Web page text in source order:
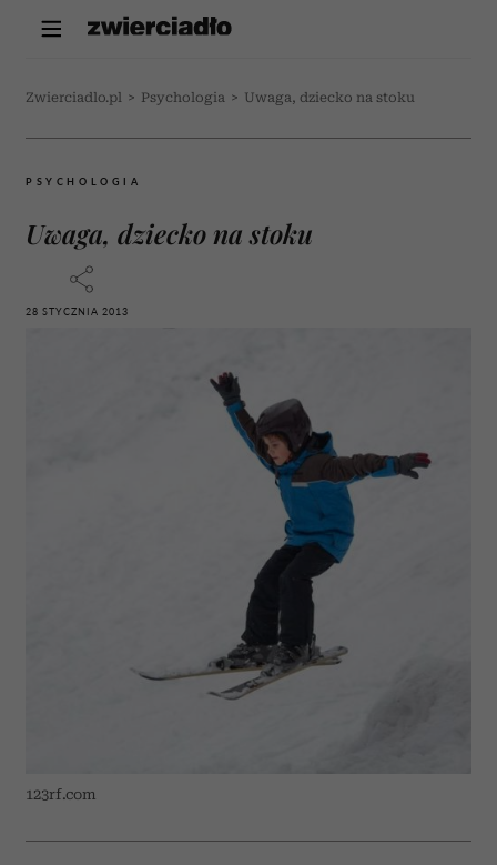
Zwierciadlo.pl > Psychologia > Uwaga, dziecko na stoku
PSYCHOLOGIA
Uwaga, dziecko na stoku
28 STYCZNIA 2013
123rf.com